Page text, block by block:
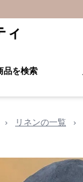
ィ
品を検索
› リネンの一覧 ›